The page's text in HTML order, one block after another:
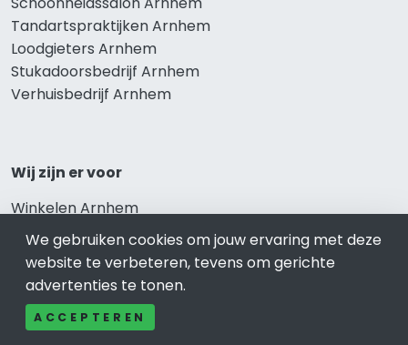
Tandartspraktijken Arnhem
Loodgieters Arnhem
Stukadoorsbedrijf Arnhem
Verhuisbedrijf Arnhem
Wij zijn er voor
Winkelen Arnhem
Meubel-Woonwinkel Arnhem
Appartementen- en Kamerverhuur Arnhem
Camping Arnhem
Vakantiehuis Arnhem
We gebruiken cookies om jouw ervaring met deze
website te verbeteren, tevens om gerichte
advertenties te tonen.
ACCEPTEREN